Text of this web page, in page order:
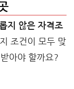
지 않은 자격조
지 조건이 모두 맞
아야 할까요?